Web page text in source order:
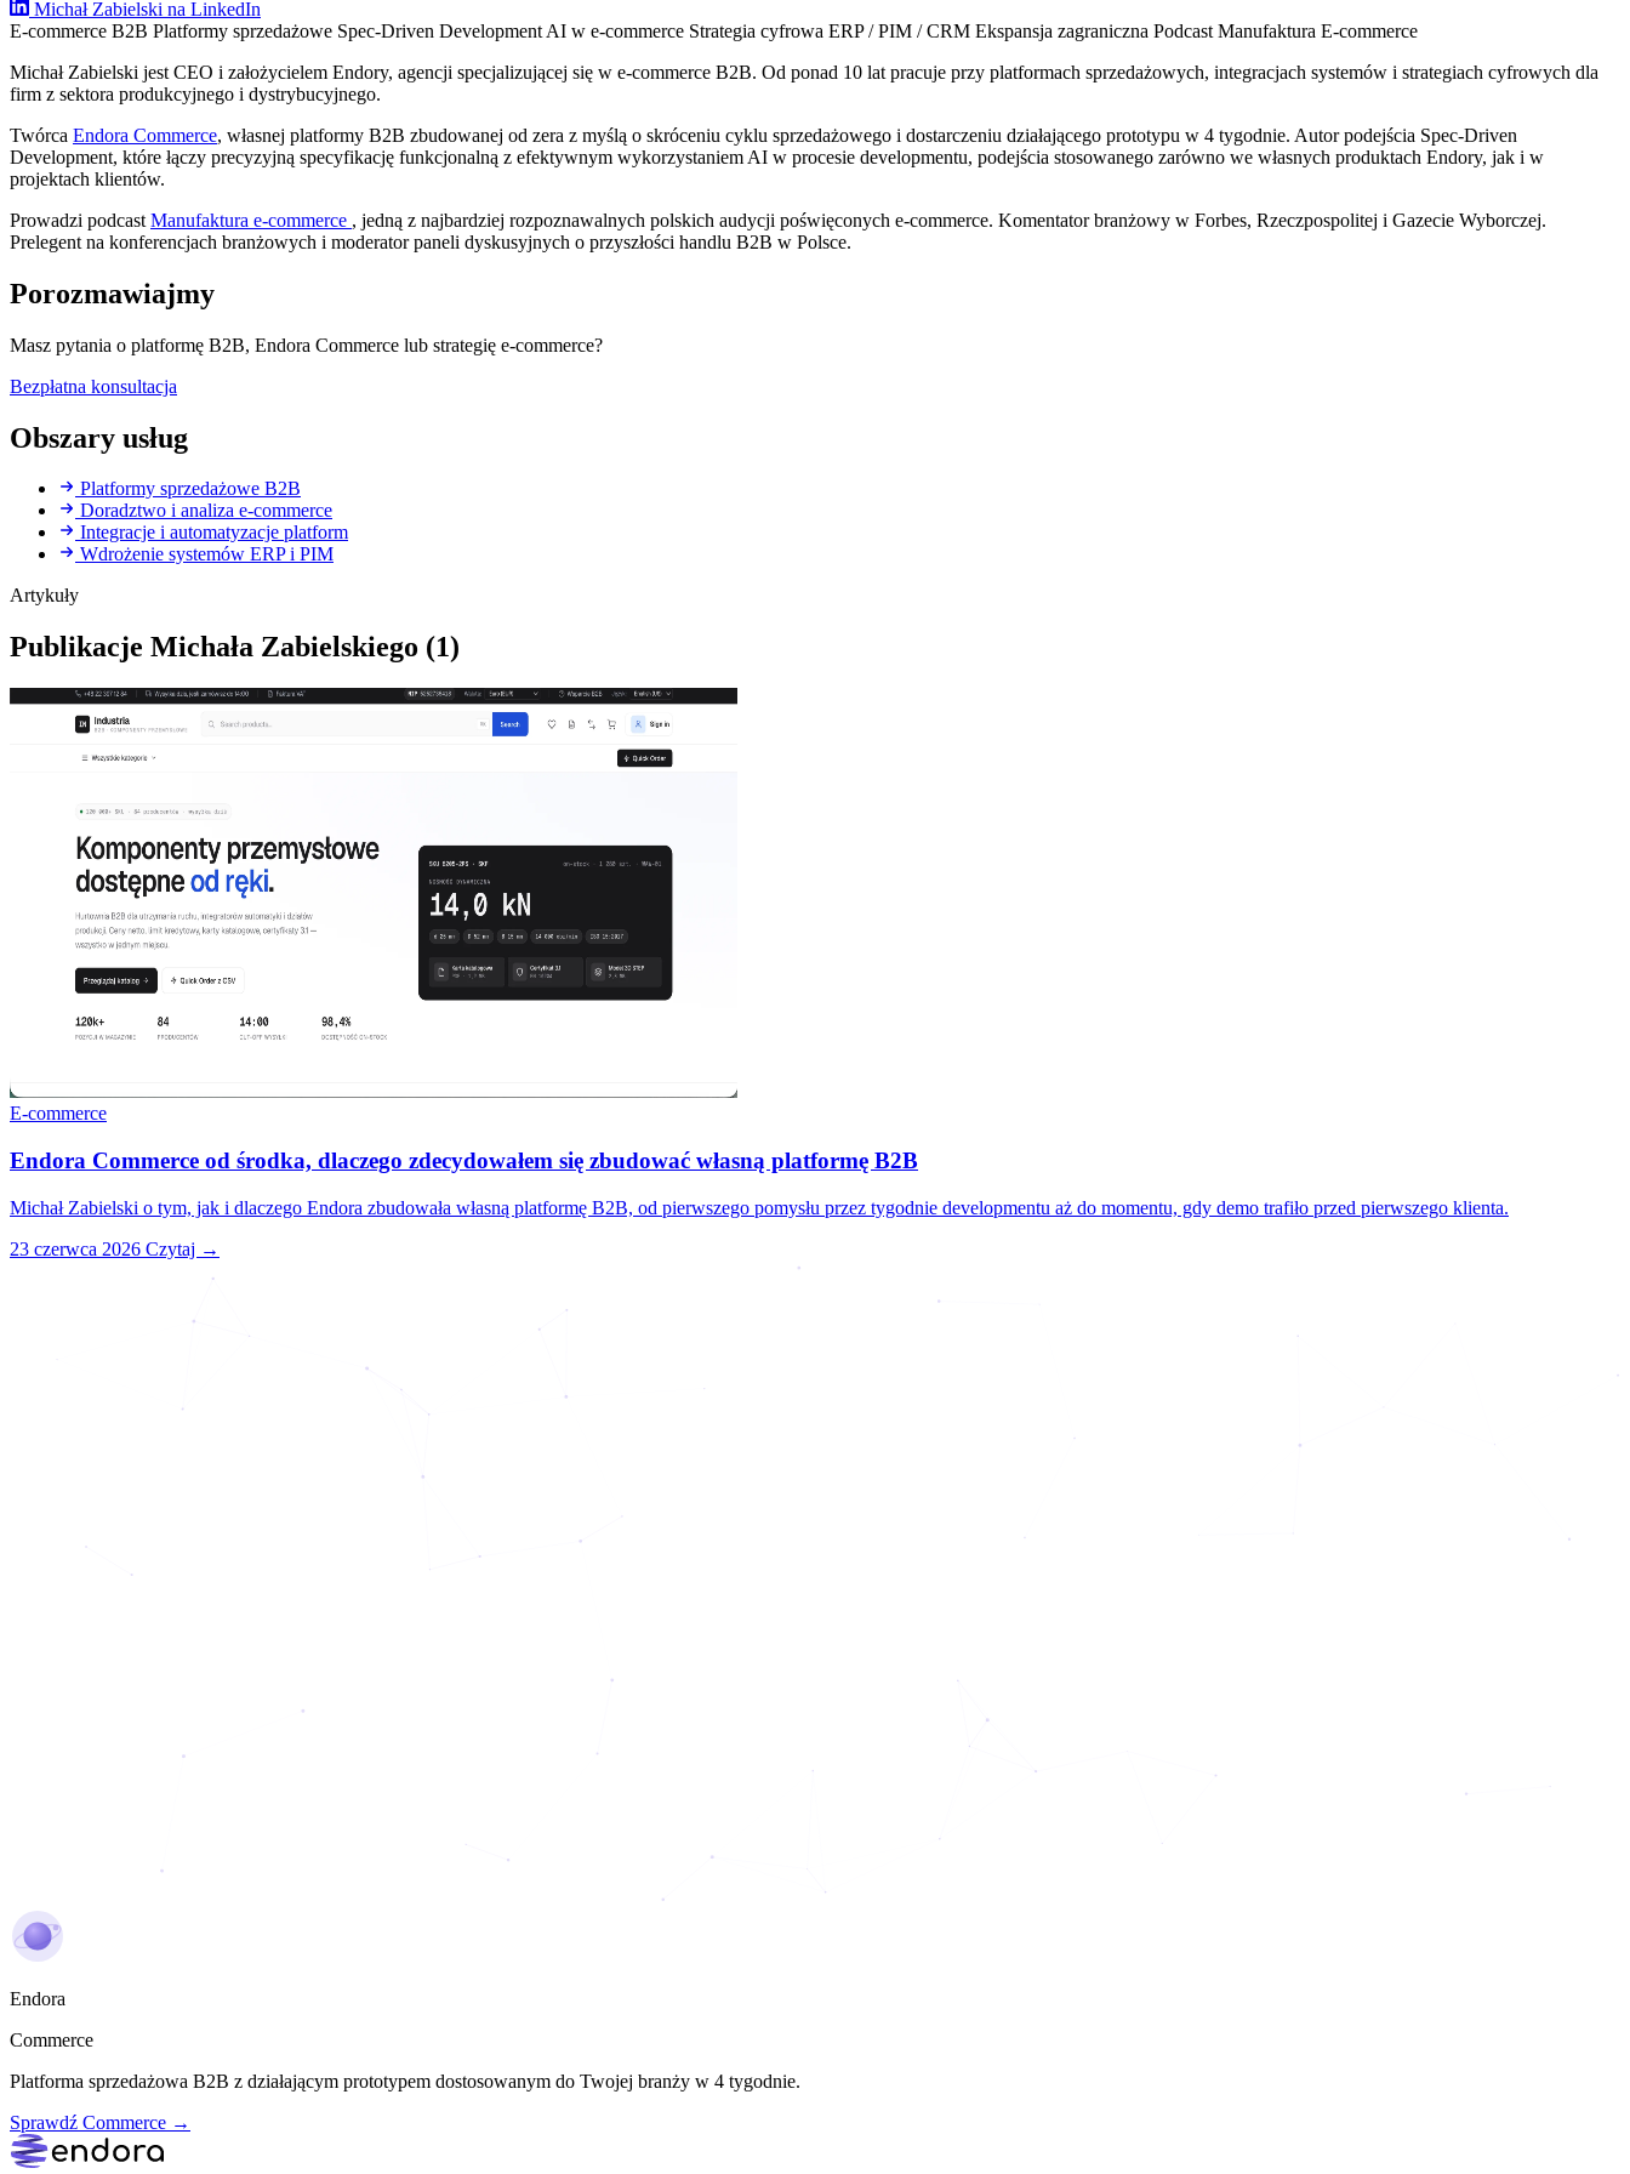
Michał Zabielski na LinkedIn
E-commerce B2B Platformy sprzedażowe Spec-Driven Development AI w e-commerce Strategia cyfrowa ERP / PIM / CRM Ekspansja zagraniczna Podcast Manufaktura E-commerce
Michał Zabielski jest CEO i założycielem Endory, agencji specjalizującej się w e-commerce B2B. Od ponad 10 lat pracuje przy platformach sprzedażowych, integracjach systemów i strategiach cyfrowych dla
firm z sektora produkcyjnego i dystrybucyjnego.
Twórca Endora Commerce, własnej platformy B2B zbudowanej od zera z myślą o skróceniu cyklu sprzedażowego i dostarczeniu działającego prototypu w 4 tygodnie. Autor podejścia Spec-Driven
Development, które łączy precyzyjną specyfikację funkcjonalną z efektywnym wykorzystaniem AI w procesie developmentu, podejścia stosowanego zarówno we własnych produktach Endory, jak i w
projektach klientów.
Prowadzi podcast Manufaktura e-commerce , jedną z najbardziej rozpoznawalnych polskich audycji poświęconych e-commerce. Komentator branżowy w Forbes, Rzeczpospolitej i Gazecie Wyborczej.
Prelegent na konferencjach branżowych i moderator paneli dyskusyjnych o przyszłości handlu B2B w Polsce.
Porozmawiajmy
Masz pytania o platformę B2B, Endora Commerce lub strategię e-commerce?
Bezpłatna konsultacja
Obszary usług
Platformy sprzedażowe B2B
Doradztwo i analiza e-commerce
Integracje i automatyzacje platform
Wdrożenie systemów ERP i PIM
Artykuły
Publikacje Michała Zabielskiego (1)
E-commerce
Endora Commerce od środka, dlaczego zdecydowałem się zbudować własną platformę B2B
Michał Zabielski o tym, jak i dlaczego Endora zbudowała własną platformę B2B, od pierwszego pomysłu przez tygodnie developmentu aż do momentu, gdy demo trafiło przed pierwszego klienta.
23 czerwca 2026 Czytaj →
Endora
Commerce
Platforma sprzedażowa B2B z działającym prototypem dostosowanym do Twojej branży w 4 tygodnie.
Sprawdź Commerce →